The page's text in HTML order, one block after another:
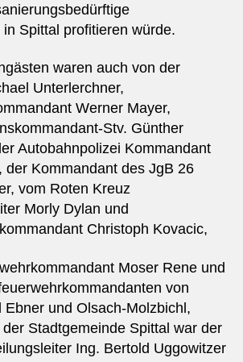
Spittal profitieren würde.
waren auch von der
Unterlerchner,
Werner Mayer,
Stv. Günther
Autobahnpolizei Kommandant
der Kommandant des JgB 26
vom Roten Kreuz
Morly Dylan und
Christoph Kovacic,
Moser Rene und
von
Ebner und Olsach-Molzbichl,
Stadtgemeinde Spittal war der
Ing. Bertold Uggowitzer